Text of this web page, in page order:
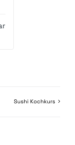
Sushi Kochkurs